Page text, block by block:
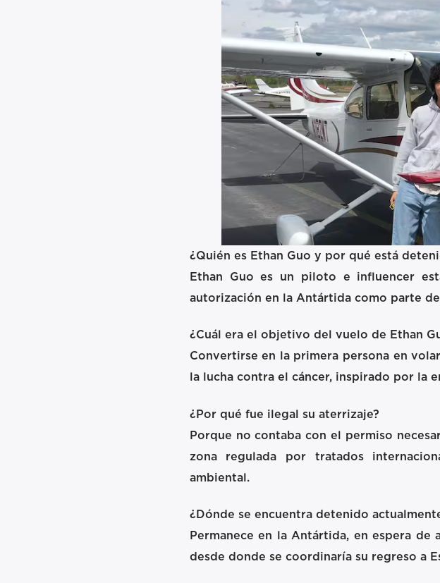
¿Quién es Ethan Guo y por qué está
Ethan Guo es un piloto e influencer
autorización en la Antártida como parte
¿Cuál era el objetivo del vuelo de Ethan
Convertirse en la primera persona en
la lucha contra el cáncer, inspirado por la
¿Por qué fue ilegal su aterrizaje?
Porque no contaba con el permiso
zona regulada por tratados
ambiental.
¿Dónde se encuentra detenido
Permanece en la Antártida, en espera de
desde donde se coordinaría su regreso a